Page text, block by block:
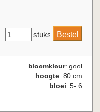
stuks
bloemkleur: geel
hoogte: 80 cm
bloei: 5- 6